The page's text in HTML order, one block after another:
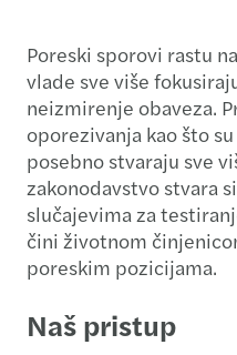
Poreski sporovi rastu
vlade sve više
neizmirenje obaveza.
oporezivanja kao što
posebno stvaraju sve
zakonodavstvo stvara
slučajevima za
čini životnom
poreskim pozicijama.
Naš pristup